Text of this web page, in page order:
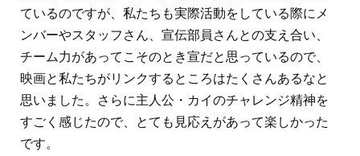
ているのですが、私たちも実際活動をしている際にメ
ンバーやスタッフさん、宣伝部員さんとの支え合い、
チーム力があってこそのとき宣だと思っているので、
映画と私たちがリンクするところはたくさんあるなと
思いました。さらに主人公・カイのチャレンジ精神を
すごく感じたので、とても見応えがあって楽しかった
です。